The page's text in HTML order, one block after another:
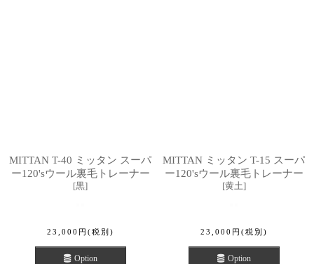
MITTAN T-40 ミッタン スーパ
ー120'sウール裏毛トレーナー
[黒]
23,000 円 (税別)
Option
MITTAN ミッタン T-15 スーパ
ー120'sウール裏毛トレーナー
[黄土]
23,000 円 (税別)
Option